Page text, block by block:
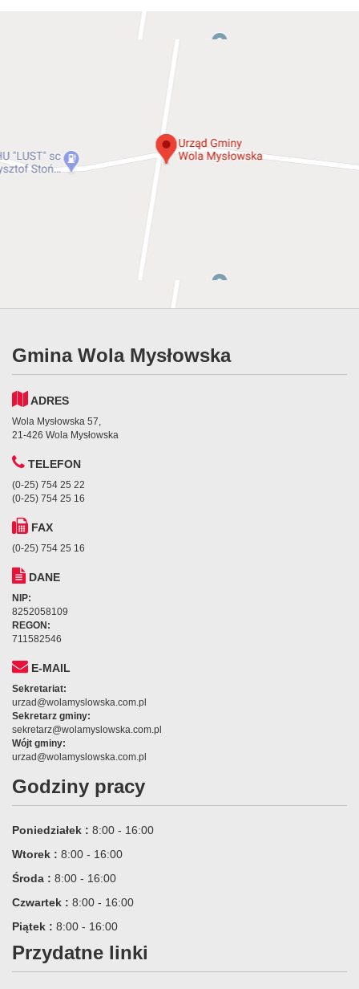
Gmina Wola Mysłowska
ADRES
Wola Mysłowska 57,
21-426 Wola Mysłowska
TELEFON
(0-25) 754 25 22
(0-25) 754 25 16
FAX
(0-25) 754 25 16
DANE
NIP:
8252058109
REGON:
711582546
E-MAIL
Sekretariat:
urzad@wolamyslowska.com.pl
Sekretarz gminy:
sekretarz@wolamyslowska.com.pl
Wójt gminy:
urzad@wolamyslowska.com.pl
Godziny pracy
Poniedziałek : 8:00 - 16:00
Wtorek : 8:00 - 16:00
Środa : 8:00 - 16:00
Czwartek : 8:00 - 16:00
Piątek : 8:00 - 16:00
Przydatne linki